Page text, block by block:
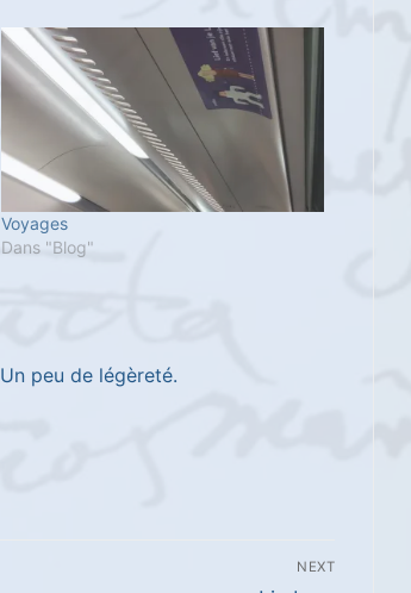
Voyages
Dans "Blog"
Un peu de légèreté.
NEXT